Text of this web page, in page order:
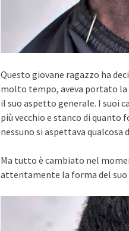
Questo giovane ragazzo ha
molto tempo, aveva portato la
il suo aspetto generale. I suoi
più vecchio e stanco di quanto
nessuno si aspettava qualcosa
Ma tutto è cambiato nel
attentamente la forma del suo